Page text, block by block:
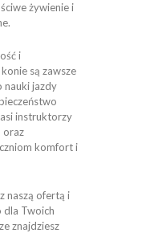
żywienie i
i
są zawsze
nauki jazdy
instruktorzy
oraz
komfort i
naszą ofertą i
Twoich
znajdziesz